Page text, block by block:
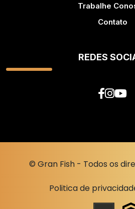
Trabalhe
Contato
REDES
© Gran Fish - Todos os
Politica de